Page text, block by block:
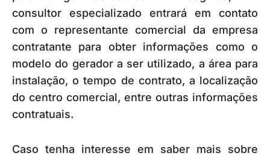
consultor especializado entrará em contato
com o representante comercial da empresa
contratante para obter informações como o
modelo do gerador a ser utilizado, a área para
instalação, o tempo de contrato, a localização
do centro comercial, entre outras informações
contratuais.
Caso tenha interesse em saber mais sobre